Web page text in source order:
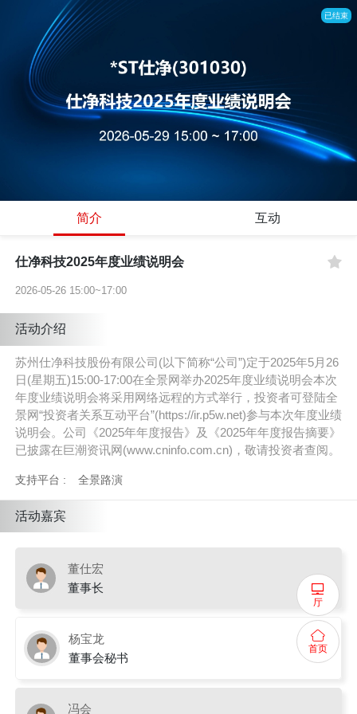
已结束
简介 互动
仕净科技2025年度业绩说明会
2026-05-26 15:00~17:00
活动介绍
苏州仕净科技股份有限公司(以下简称“公司”)定于2025年5月26
日(星期五)15:00-17:00在全景网举办2025年度业绩说明会本次
年度业绩说明会将采用网络远程的方式举行，投资者可登陆全
景网“投资者关系互动平台”(https://ir.p5w.net)参与本次年度业绩
说明会。公司《2025年年度报告》及《2025年年度报告摘要》
已披露在巨潮资讯网(www.cninfo.com.cn)，敬请投资者查阅。
支持平台 : 全景路演
活动嘉宾
董仕宏
董事长
杨宝龙
董事会秘书
冯会
厅
首页